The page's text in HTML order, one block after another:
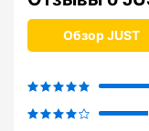
Обзор JUST